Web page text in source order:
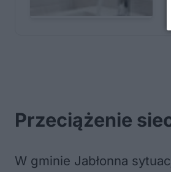
Przeciążenie
W gminie Jabłonna